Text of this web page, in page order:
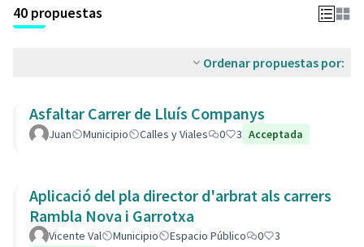
40 propuestas
Ordenar propuestas por:
Asfaltar Carrer de Lluís Companys
Juan Municipio Calles y Viales 0 3 Acceptada
Aplicació del pla director d'arbrat als carrers
Rambla Nova i Garrotxa
Vicente Val Municipio Espacio Público 0
3